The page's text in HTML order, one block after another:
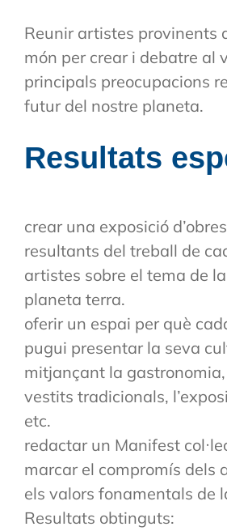
Reunir artistes provinents
món per crear i debatre al
principals preocupacions
futur del nostre planeta.
Resultats
crear una exposició
resultants del treball de
artistes sobre el tema de
planeta terra.
oferir un espai per què
pugui presentar la seva
mitjançant la
vestits tradicionals,
etc.
redactar un Manifest
marcar el compromís dels
els valors fonamentals de
Resultats obtinguts: